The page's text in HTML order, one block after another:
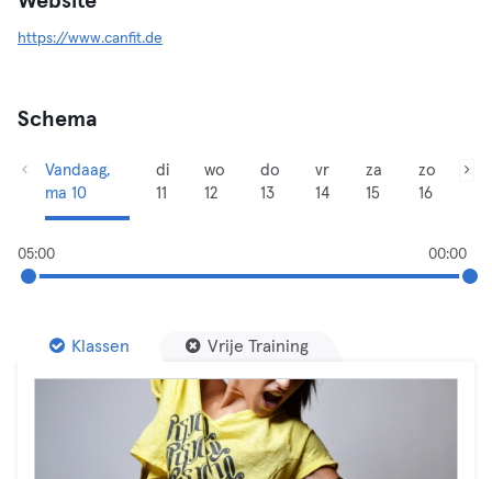
https://www.canfit.de
Schema
Vandaag,
ma 10
di
11
wo
12
do
13
vr
14
za
15
zo
16
05:00 00:00
Klassen Vrije Training